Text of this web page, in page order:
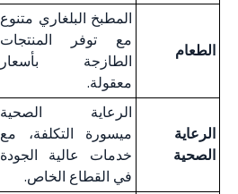
الطعام
المطبخ البلغاري متنوع
مع توفر المنتجات
الطازجة بأسعار
معقولة.
الرعاية
الصحية
الرعاية الصحية
ميسورة التكلفة، مع
خدمات عالية الجودة
في القطاع الخاص.